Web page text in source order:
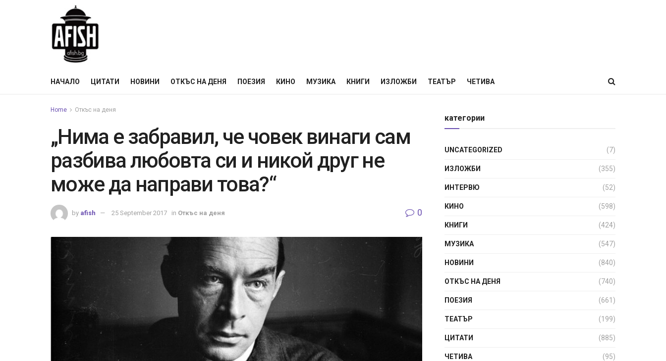
НАЧАЛО ЦИТАТИ НОВИНИ ОТКЪС НА ДЕНЯ ПОЕЗИЯ КИНО МУЗИКА КНИГИ ИЗЛОЖБИ ТЕАТЪР ЧЕТИВА
Home Откъс на деня
„Нима е забравил, че човек винаги сам
разбива любовта си и никой друг не
може да направи това?“
by afish 25 September 2017 in Откъс на деня 0
категории
UNCATEGORIZED (7)
ИЗЛОЖБИ (355)
ИНТЕРВЮ (52)
КИНО (598)
КНИГИ (424)
МУЗИКА (547)
НОВИНИ (840)
ОТКЪС НА ДЕНЯ (740)
ПОЕЗИЯ (661)
ТЕАТЪР (199)
ЦИТАТИ (885)
ЧЕТИВА (95)